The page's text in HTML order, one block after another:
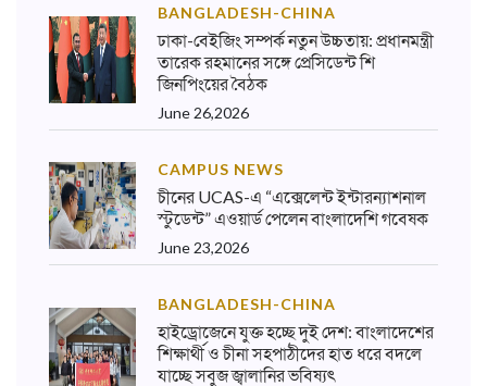
BANGLADESH-CHINA
ঢাকা-বেইজিং সম্পর্ক নতুন উচ্চতায়: প্রধানমন্ত্রী
তারেক রহমানের সঙ্গে প্রেসিডেন্ট শি
জিনপিংয়ের বৈঠক
June 26,2026
CAMPUS NEWS
চীনের UCAS-এ “এক্সেলেন্ট ইন্টারন্যাশনাল
স্টুডেন্ট” এওয়ার্ড পেলেন বাংলাদেশি গবেষক
June 23,2026
BANGLADESH-CHINA
হাইড্রোজেনে যুক্ত হচ্ছে দুই দেশ: বাংলাদেশের
শিক্ষার্থী ও চীনা সহপাঠীদের হাত ধরে বদলে
যাচ্ছে সবুজ জ্বালানির ভবিষ্যৎ